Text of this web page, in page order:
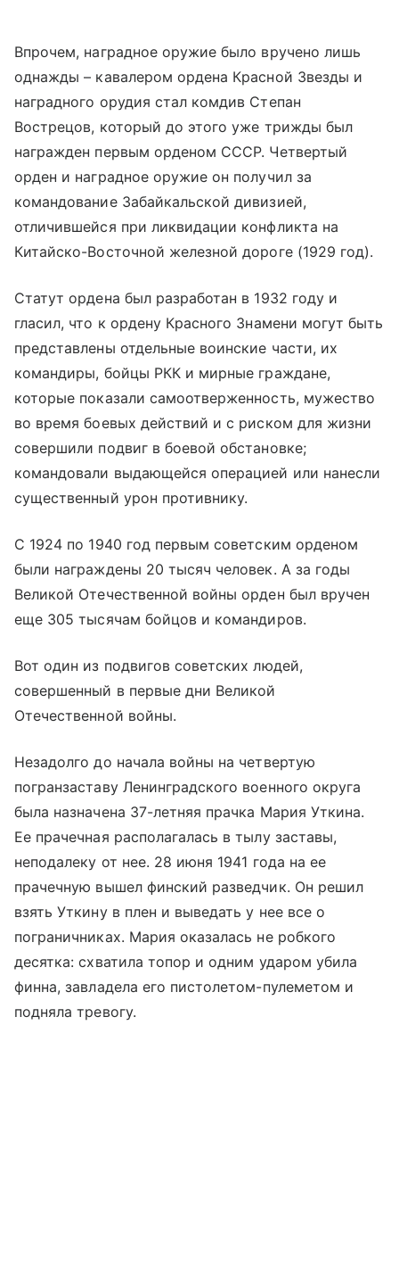
Впрочем, наградное оружие было вручено лишь
однажды – кавалером ордена Красной Звезды и
наградного орудия стал комдив Степан
Вострецов, который до этого уже трижды был
награжден первым орденом СССР. Четвертый
орден и наградное оружие он получил за
командование Забайкальской дивизией,
отличившейся при ликвидации конфликта на
Китайско-Восточной железной дороге (1929 год).
Статут ордена был разработан в 1932 году и
гласил, что к ордену Красного Знамени могут быть
представлены отдельные воинские части, их
командиры, бойцы РКК и мирные граждане,
которые показали самоотверженность, мужество
во время боевых действий и с риском для жизни
совершили подвиг в боевой обстановке;
командовали выдающейся операцией или нанесли
существенный урон противнику.
С 1924 по 1940 год первым советским орденом
были награждены 20 тысяч человек. А за годы
Великой Отечественной войны орден был вручен
еще 305 тысячам бойцов и командиров.
Вот один из подвигов советских людей,
совершенный в первые дни Великой
Отечественной войны.
Незадолго до начала войны на четвертую
погранзаставу Ленинградского военного округа
была назначена 37-летняя прачка Мария Уткина.
Ее прачечная располагалась в тылу заставы,
неподалеку от нее. 28 июня 1941 года на ее
прачечную вышел финский разведчик. Он решил
взять Уткину в плен и выведать у нее все о
пограничниках. Мария оказалась не робкого
десятка: схватила топор и одним ударом убила
финна, завладела его пистолетом-пулеметом и
подняла тревогу.